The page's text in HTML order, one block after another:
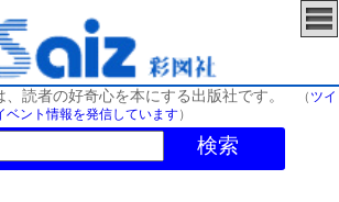
読者の好奇心を本にする出版社です。 （ ツイ
ベント情報を発信しています）
検索